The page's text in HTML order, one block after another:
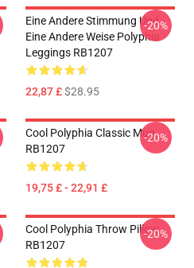
Eine Andere Stimmung Und
Eine Andere Weise Polyphia
Leggings RB1207
22,87 £$28.95
-20%
Cool Polyphia Classic Mug
RB1207
19,75 £ - 22,91 £
-20%
Cool Polyphia Throw Pillow
RB1207
-20%